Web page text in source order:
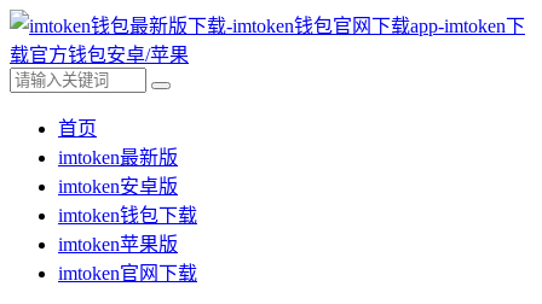
首页
imtoken最新版
imtoken安卓版
imtoken钱包下载
imtoken苹果版
imtoken官网下载